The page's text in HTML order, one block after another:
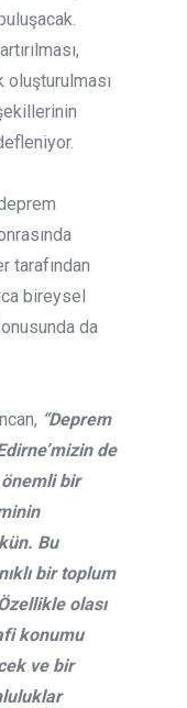
oluşturulması
tarafından
bireysel
da
“Deprem
de
bir
Bu
bir toplum
olası
konumu
ve bir